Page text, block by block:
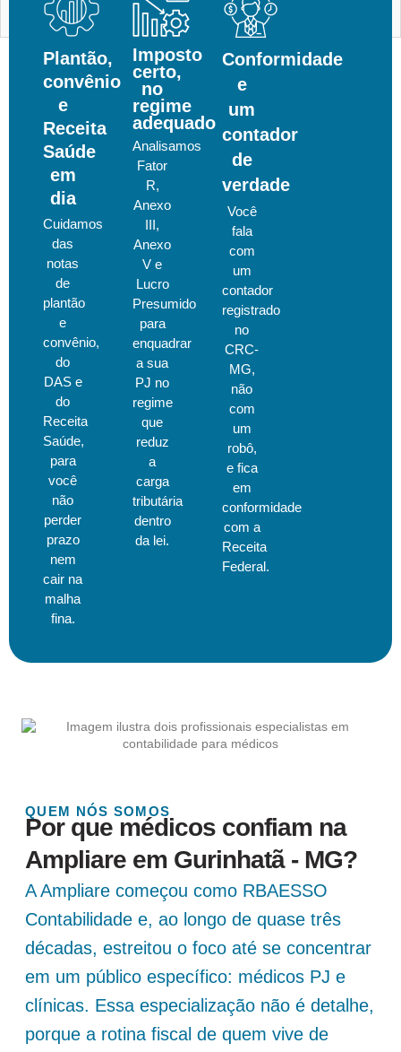
Plantão,
convênio
e
Receita
Saúde
em
dia
Cuidamos
das
notas
de
plantão
e
convênio,
do
DAS e
do
Receita
Saúde,
para
você
não
perder
prazo
nem
cair na
malha
fina.
Imposto
certo,
no
regime
adequado
Analisamos
Fator
R,
Anexo
III,
Anexo
V e
Lucro
Presumido
para
enquadrar
a sua
PJ no
regime
que
reduz
a
carga
tributária
dentro
da lei.
Conformidade
e
um
contador
de
verdade
Você
fala
com
um
contador
registrado
no
CRC-
MG,
não
com
um
robô,
e fica
em
conformidade
com a
Receita
Federal.
QUEM NÓS SOMOS
Por que médicos confiam na
Ampliare em Gurinhatã - MG?
A Ampliare começou como RBAESSO
Contabilidade e, ao longo de quase três
décadas, estreitou o foco até se concentrar
em um público específico: médicos PJ e
clínicas. Essa especialização não é detalhe,
porque a rotina fiscal de quem vive de